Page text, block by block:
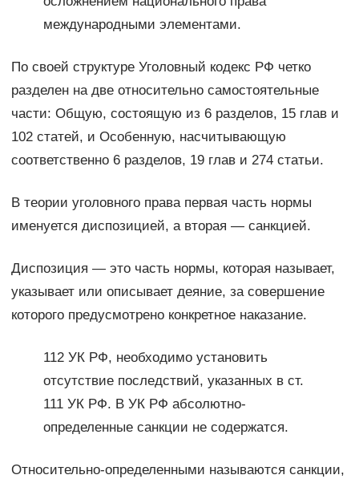
международными элементами.
По своей структуре Уголовный кодекс РФ четко
разделен на две относительно самостоятельные
части: Общую, состоящую из 6 разделов, 15 глав и
102 статей, и Особенную, насчитывающую
соответственно 6 разделов, 19 глав и 274 статьи.
В теории уголовного права первая часть нормы
именуется диспозицией, а вторая — санкцией.
Диспозиция — это часть нормы, которая называет,
указывает или описывает деяние, за совершение
которого предусмотрено конкретное наказание.
112 УК РФ, необходимо установить
отсутствие последствий, указанных в ст.
111 УК РФ. В УК РФ абсолютно-
определенные санкции не содержатся.
Относительно-определенными называются санкции,